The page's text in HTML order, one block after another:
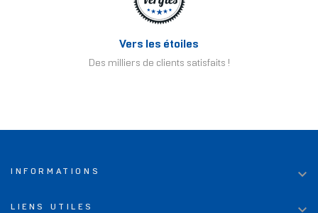
Vers les étoiles
Des milliers de clients satisfaits !
INFORMATIONS 
LIENS UTILES